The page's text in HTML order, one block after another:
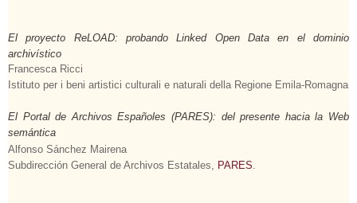
El proyecto ReLOAD: probando Linked Open Data en el dominio
archivístico
Francesca Ricci
Istituto per i beni artistici culturali e naturali della Regione Emila-Romagna
El Portal de Archivos Españoles (PARES): del presente hacia la Web
semántica
Alfonso Sánchez Mairena
Subdirección General de Archivos Estatales, PARES